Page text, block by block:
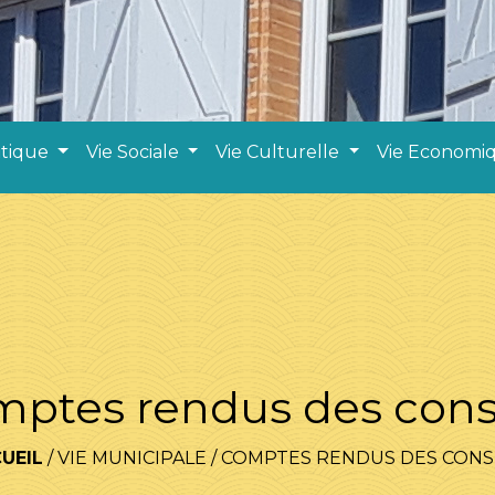
Vie Sociale Vie Culturelle Vie
rendus des
/VIE MUNICIPALE /COMPTES RENDUS DES